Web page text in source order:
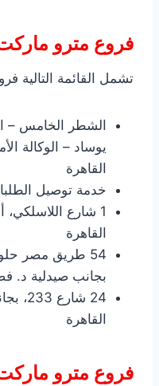
فروع مترو
تشمل القائمة التالية
الشطر الخامس –
يوساد – الوكالة
القاهرة
خدمة توصيل
1 شارع
القاهرة
54 طريق مصر
بجانب صيدلية د.
24
القاهرة
فروع مترو